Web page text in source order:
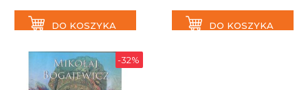
DO KOSZYKA DO KOSZYKA
-32%